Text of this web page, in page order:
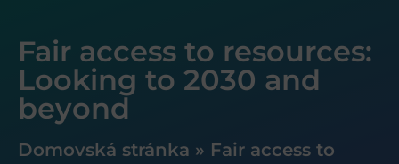
Fair access to resources:
Looking to 2030 and
beyond
Domovská stránka » Fair access to